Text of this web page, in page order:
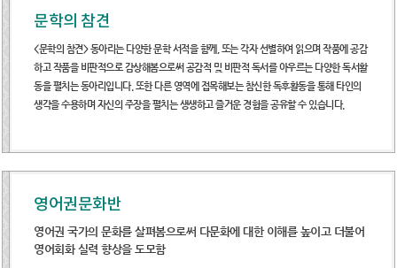
문학의 참견
<문학의 참견> 동아리는 다양한 문학 서적을 함께, 또는 각자 선별하여 읽으며 작품에 공감
하고 작품을 비판적으로 감상해봄으로써 공감적 및 비판적 독서를 아우르는 다양한 독서활
동을 펼치는 동아리입니다. 또한 다른 영역에 접목해보는 참신한 독후활동을 통해 타인의
생각을 수용하며 자신의 주장을 펼치는 생생하고 즐거운 경험을 공유할 수 있습니다.
영어권문화반
영어권 국가의 문화를 살펴봄으로써 다문화에 대한 이해를 높이고 더불어
영어회화 실력 향상을 도모함